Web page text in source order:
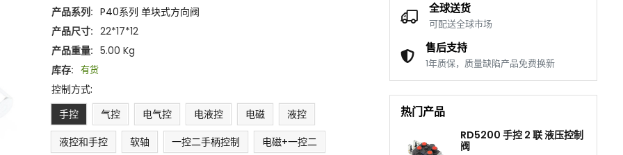
产品系列: P40系列 单块式方向阀
产品尺寸: 22*17*12
产品重量: 5.00 Kg
库存: 有货
控制方式:
手控
气控 电气控 电液控 电磁
液控
液控和手控
软轴 一控二手柄控制
电磁+一控二
全球送货
可配送全球市场
售后支持
1年质保，质量缺陷产品免费换新
热门产品
RD5200 手控 2 联 液压控制
阀